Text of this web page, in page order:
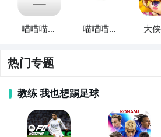
步骤1：
点击下载九游APP；
步骤2：进入APP搜索“喵出法随”
喵喵喵喵
喵喵喵之
大
热门专题
教练 我也想踢足球